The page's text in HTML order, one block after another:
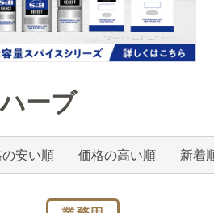
ーブ
安い順 価格の高い順 新着